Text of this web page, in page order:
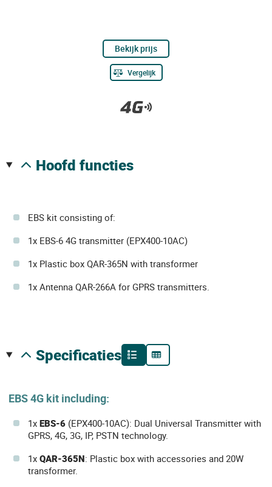
Bekijk prijs
Vergelijk
hoofd functies
EBS kit consisting of:
1x EBS-6 4G transmitter (EPX400-10AC)
1x Plastic box QAR-365N with transformer
1x Antenna QAR-266A for GPRS transmitters.
specificaties
EBS 4G kit including:
1x EBS-6 (EPX400-10AC): Dual Universal Transmitter with
GPRS, 4G, 3G, IP, PSTN technology.
1x QAR-365N: Plastic box with accessories and 20W
transformer.